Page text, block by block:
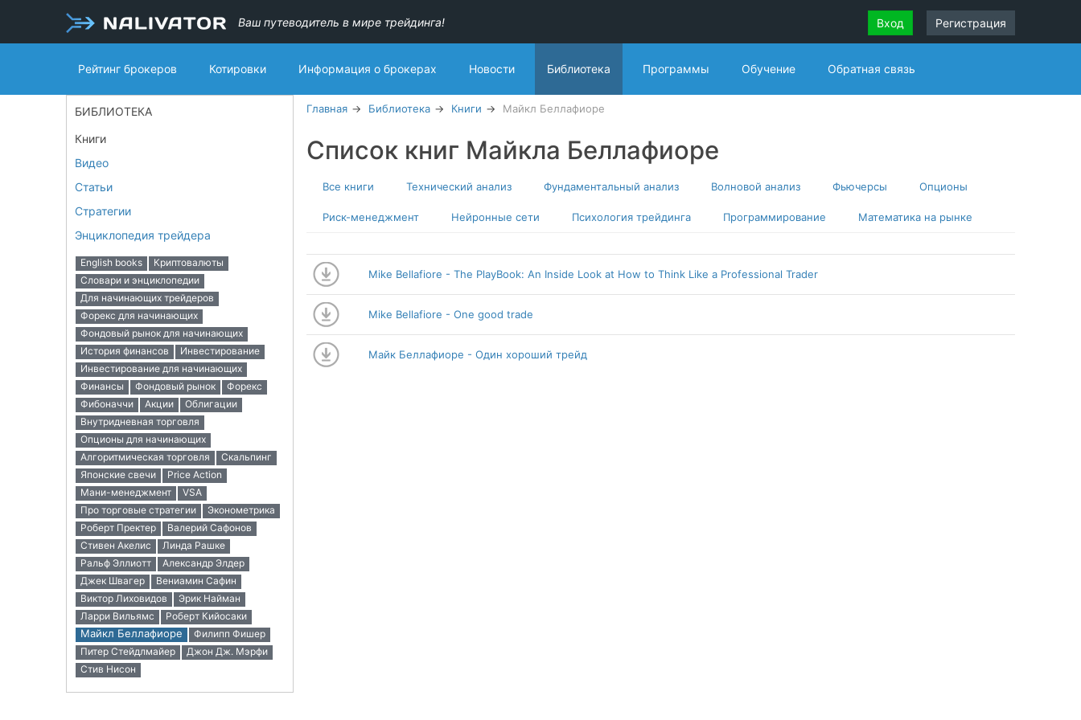
Ваш путеводитель в мире трейдинга! Вход Регистрация
Рейтинг брокеров Котировки Информация о брокерах Новости Библиотека Программы Обучение Обратная связь
БИБЛИОТЕКА
Книги
Видео
Статьи
Стратегии
Энциклопедия трейдера
English books
Криптовалюты
Словари и энциклопедии
Для начинающих трейдеров
Форекс для начинающих
Фондовый рынок для начинающих
История финансов
Инвестирование
Инвестирование для начинающих
Финансы
Фондовый рынок
Форекс
Фибоначчи
Акции
Облигации
Внутридневная торговля
Опционы для начинающих
Алгоритмическая торговля
Скальпинг
Японские свечи
Price Action
Мани-менеджмент
VSA
Про торговые стратегии
Эконометрика
Роберт Пректер
Валерий Сафонов
Стивен Акелис
Линда Рашке
Ральф Эллиотт
Александр Элдер
Джек Швагер
Вениамин Сафин
Виктор Лиховидов
Эрик Найман
Ларри Вильямс
Роберт Кийосаки
Майкл Беллафиоре
Филипп Фишер
Питер Стейдлмайер
Джон Дж. Мэрфи
Стив Нисон
Главная Библиотека Книги Майкл Беллафиоре
Список книг Майкла Беллафиоре
Все книги Технический анализ Фундаментальный анализ Волновой анализ Фьючерсы Опционы
Риск-менеджмент Нейронные сети Психология трейдинга Программирование Математика на рынке
Mike Bellafiore - The PlayBook: An Inside Look at How to Think Like a Professional Trader
Mike Bellafiore - One good trade
Майк Беллафиоре - Один хороший трейд